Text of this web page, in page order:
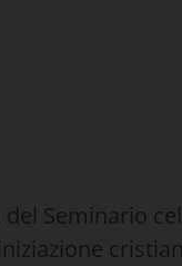
Seminario